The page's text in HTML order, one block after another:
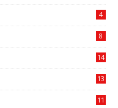
4
8
14
13
11